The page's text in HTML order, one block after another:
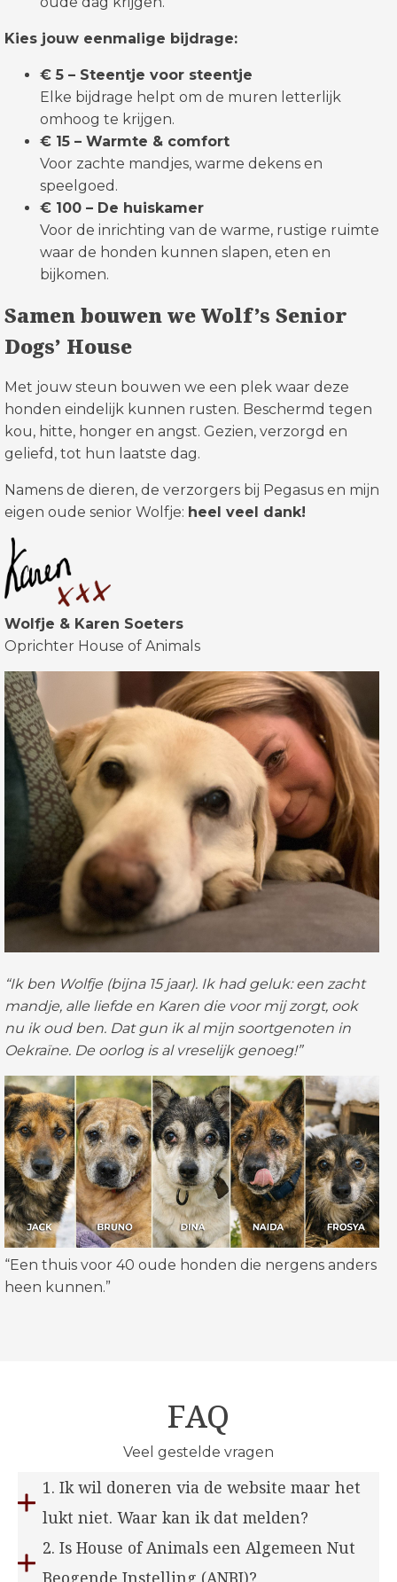
Kies jouw eenmalige bijdrage:
€ 5 – Steentje voor steentje
Elke bijdrage helpt om de muren letterlijk
omhoog te krijgen.
€ 15 – Warmte & comfort
Voor zachte mandjes, warme dekens en
speelgoed.
€ 100 – De huiskamer
Voor de inrichting van de warme, rustige ruimte
waar de honden kunnen slapen, eten en
bijkomen.
Samen bouwen we Wolf’s Senior
Dogs’ House
Met jouw steun bouwen we een plek waar deze
honden eindelijk kunnen rusten. Beschermd tegen
kou, hitte, honger en angst. Gezien, verzorgd en
geliefd, tot hun laatste dag.
Namens de dieren, de verzorgers bij Pegasus en mijn
eigen oude senior Wolfje: heel veel dank!
Wolfje & Karen Soeters
Oprichter House of Animals
“Ik ben Wolfje (bijna 15 jaar). Ik had geluk: een zacht
mandje, alle liefde en Karen die voor mij zorgt, ook
nu ik oud ben. Dat gun ik al mijn soortgenoten in
Oekraïne. De oorlog is al vreselijk genoeg!”
“Een thuis voor 40 oude honden die nergens anders
heen kunnen.”
FAQ
Veel gestelde vragen
1. Ik wil doneren via de website maar het
lukt niet. Waar kan ik dat melden?
2. Is House of Animals een Algemeen Nut